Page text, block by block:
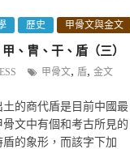
歷史 甲骨文與金文
、冑、干、盾（三）
甲骨文, 盾, 金文
的商代盾是目前中國最
文中有個和考古所見的
的象形，而該字下加